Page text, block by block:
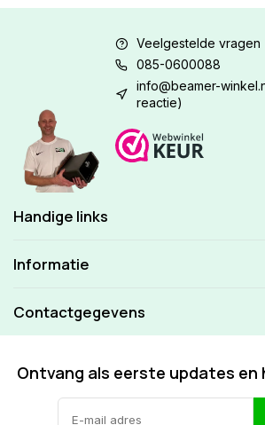
Veelgestelde vragen
085-0600088
info@beamer-
reactie)
Handige links
Informatie
Contactgegevens
Ontvang als eerste updates en